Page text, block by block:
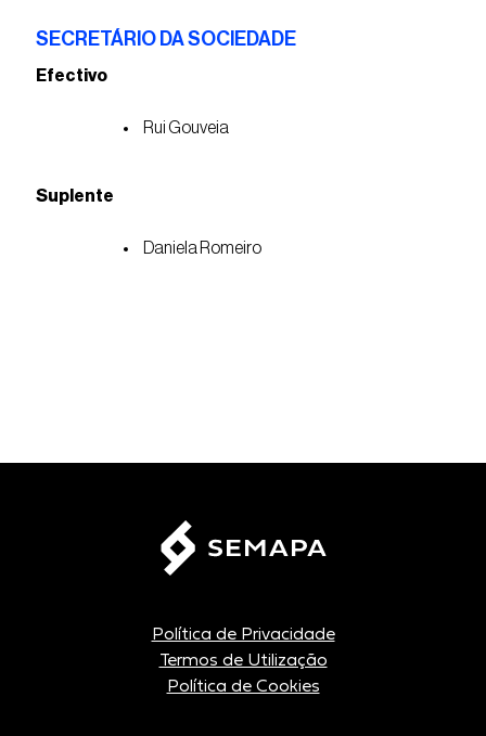
SECRETÁRIO DA SOCIEDADE
Efectivo
Rui Gouveia
Suplente
Daniela Romeiro
Política de Privacidade
Termos de Utilização
Política de Cookies